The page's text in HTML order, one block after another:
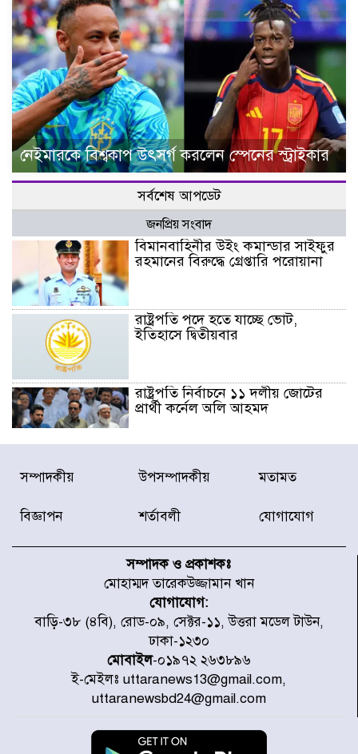
নেইমারকে বিশ্বকাপ উৎসর্গ করলেন স্পেনের স্ট্রাইকার
সর্বশেষ আপডেট
জনপ্রিয় সংবাদ
বিমানবাহিনীর উইং কমান্ডার সাইফুর
রহমানের বিরুদ্ধে গ্রেপ্তারি পরোয়ানা
রাষ্ট্রপতি পদে হতে যাচ্ছে ভোট,
ইতিহাসে দ্বিতীয়বার
রাষ্ট্রপতি নির্বাচনে ১১ দলীয় জোটের
প্রার্থী কর্নেল অলি আহমদ
ডিএনসিসির সঙ্গে সমন্বয়ে পরিচ্ছন্নতার
নতুন উদ্যোগ নিকুঞ্জ-টানপাড়ায়
উদ্যোগে উত্তরা ১৩ নং সেক্টর-এ
পরিষ্কার-পরিচ্ছন্নতা অভিযান
ডিএমপির অভিযানে ২৪ ঘণ্টায় গ্রেপ্তার
৫০৪, উদ্ধার মাদক-অস্ত্র
সন্দ্বীপের চরে বিপদে পড়া কচ্ছপ উদ্ধার
সাগরে অবমুক্ত
সম্পাদকীয় উপসম্পাদকীয় মতামত
বিজ্ঞাপন শর্তাবলী যোগাযোগ
সম্পাদক ও প্রকাশকঃ
মোহাম্মদ তারেকউজ্জামান খান
যোগাযোগ:
বাড়ি-৩৮ (৪বি), রোড-০৯, সেক্টর-১১, উত্তরা মডেল টাউন,
ঢাকা-১২৩০
মোবাইল-০১৯৭২ ২৬৩৮৯৬
ই-মেইলঃ uttaranews13@gmail.com,
uttaranewsbd24@gmail.com